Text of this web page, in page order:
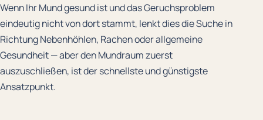
Wenn Ihr Mund gesund ist und das Geruchsproblem
eindeutig nicht von dort stammt, lenkt dies die Suche in
Richtung Nebenhöhlen, Rachen oder allgemeine
Gesundheit — aber den Mundraum zuerst
auszuschließen, ist der schnellste und günstigste
Ansatzpunkt.